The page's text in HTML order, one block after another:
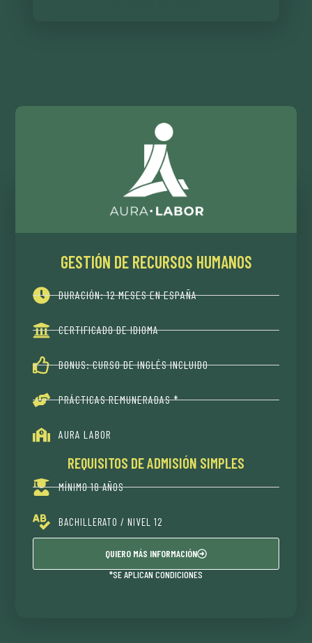
GESTIÓN DE RECURSOS HUMANOS
DURACIÓN: 12 MESES EN ESPAÑA
CERTIFICADO DE IDIOMA
BONUS: CURSO DE INGLÉS INCLUIDO
PRÁCTICAS REMUNERADAS *
AURA LABOR
REQUISITOS DE ADMISIÓN SIMPLES
MÍNIMO 18 AÑOS
BACHILLERATO / NIVEL 12
QUIERO MÁS INFORMACIÓN
*SE APLICAN CONDICIONES